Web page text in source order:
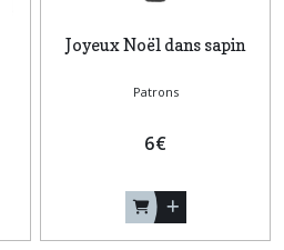
Joyeux Noël dans sapin
Patrons
6€